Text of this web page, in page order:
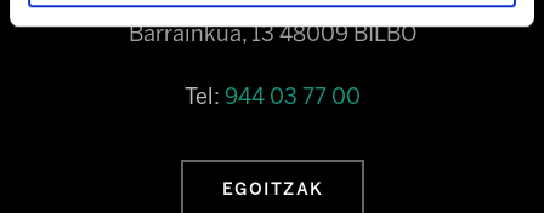
Barrainkua, 13 48009 BILBO
Tel: 944 03 77 00
EGOITZAK